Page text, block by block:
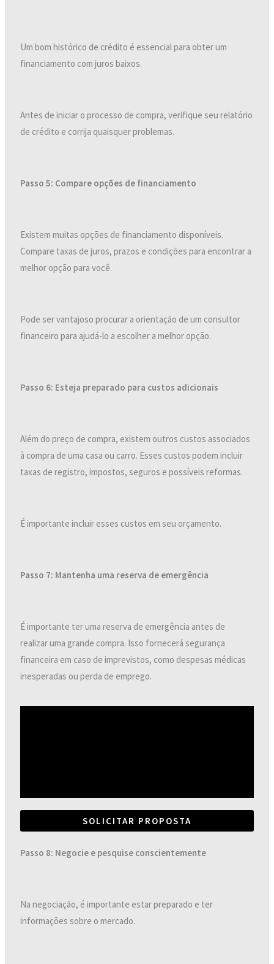
Um bom histórico de crédito é essencial para obter um
financiamento com juros baixos.
Antes de iniciar o processo de compra, verifique seu relatório
de crédito e corrija quaisquer problemas.
Passo 5: Compare opções de financiamento
Existem muitas opções de financiamento disponíveis.
Compare taxas de juros, prazos e condições para encontrar a
melhor opção para você.
Pode ser vantajoso procurar a orientação de um consultor
financeiro para ajudá-lo a escolher a melhor opção.
Passo 6: Esteja preparado para custos adicionais
Além do preço de compra, existem outros custos associados
à compra de uma casa ou carro. Esses custos podem incluir
taxas de registro, impostos, seguros e possíveis reformas.
É importante incluir esses custos em seu orçamento.
Passo 7: Mantenha uma reserva de emergência
É importante ter uma reserva de emergência antes de
realizar uma grande compra. Isso fornecerá segurança
financeira em caso de imprevistos, como despesas médicas
inesperadas ou perda de emprego.
SOLICITAR PROPOSTA
Passo 8: Negocie e pesquise conscientemente
Na negociação, é importante estar preparado e ter
informações sobre o mercado.